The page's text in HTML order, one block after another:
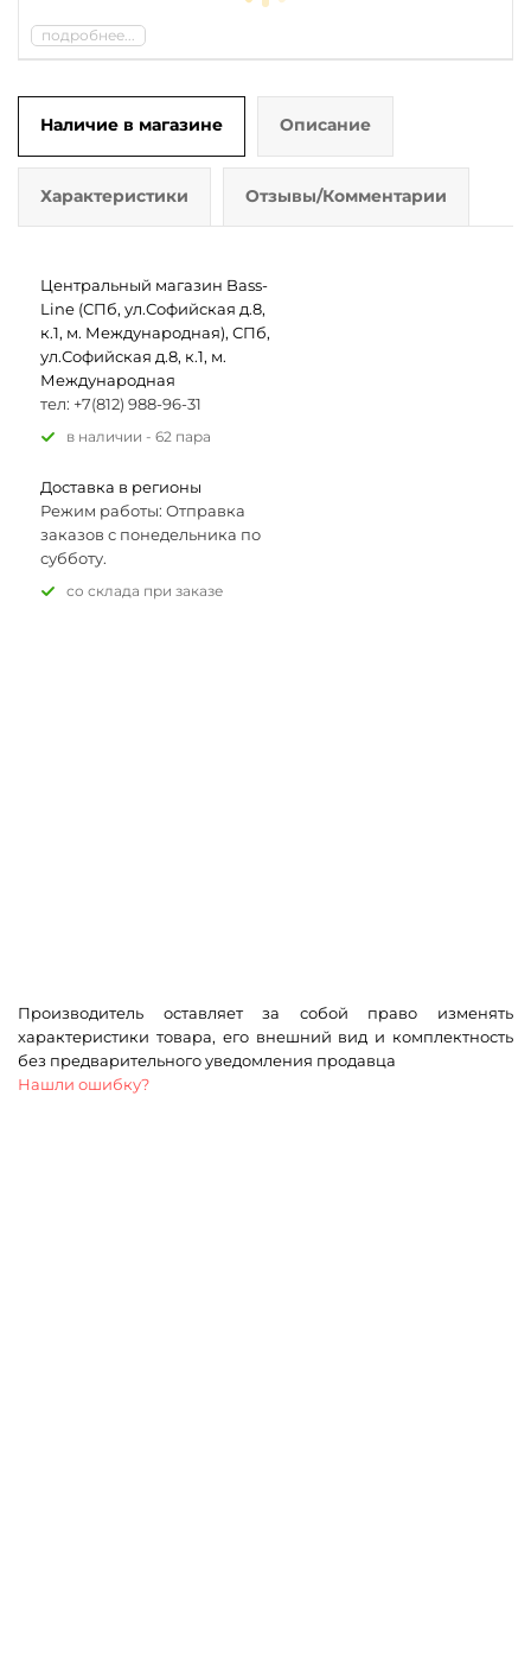
подробнее...
Наличие в магазине Описание
Характеристики Отзывы/Комментарии
Центральный магазин Bass-
Line (СПб, ул.Софийская д.8,
к.1, м. Международная), СПб,
ул.Софийская д.8, к.1, м.
Международная
тел: +7(812) 988-96-31
В наличии - 62 пара
Доставка в регионы
Режим работы: Отправка
заказов с понедельника по
субботу.
Со склада при заказе
Производитель оставляет за собой право изменять
характеристики товара, его внешний вид и комплектность
без предварительного уведомления продавца
Нашли ошибку?